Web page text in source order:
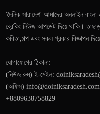
'দৈনিক সারাদেশ' আমাদের অনলাইন
ব্রেকিং নিউজ আপডেট দিয়ে থাকি।
কবিতা,গল্প এবং সকল প্রকার বিজ্ঞাপন
যোগাযোগের ঠিকানা:
(নিউজ রুম) ই-মেইল:
(অফিস) info@doiniksaradesh.com
+8809638758829